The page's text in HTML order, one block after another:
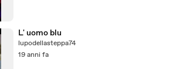
L' uomo blu
lupodellasteppa74
19 anni fa